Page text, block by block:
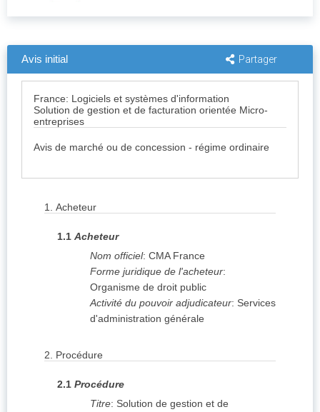
Avis initial Partager
France: Logiciels et systèmes d'information
Solution de gestion et de facturation orientée Micro-
entreprises
Avis de marché ou de concession - régime ordinaire
1. Acheteur
1.1 Acheteur
Nom officiel: CMA France
Forme juridique de l'acheteur:
Organisme de droit public
Activité du pouvoir adjudicateur: Services
d'administration générale
2. Procédure
2.1 Procédure
Titre: Solution de gestion et de